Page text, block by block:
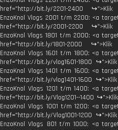
href="http://bit.ly/2201-2400 ↪">Klik
EnzoKnol Vlogs 2001 t/m 2200: <a
href="http://bit.ly/2001-2200 ↪">Klik
EnzoKnol Vlogs 1801 t/m 2000: <a
href="http://bit.ly/1801-2000 ↪">Klik
EnzoKnol Vlogs 1601 t/m 1800: <a
href="http://bit.ly/vlog1601-1800
EnzoKnol Vlogs 1401 t/m 1600: <a
href="http://bit.ly/vlog1401-1600
EnzoKnol Vlogs 1201 t/m 1400: <a
href="http://bit.ly/Vlog1201--1400
EnzoKnol Vlogs 1001 t/m 1200: <a
href="http://bit.ly/Vlog1001-1200
EnzoKnol Vlogs 801 t/m 1000: <a